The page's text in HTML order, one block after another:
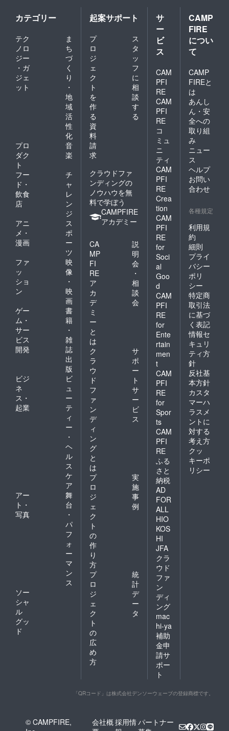
間の持
つ本来
の柔軟
性を取
り戻す
ための
エクサ
です。
長時間
のデス
クワー
クをさ
れる
方、運
動不足
の方、
体の不
調があ
る方、
産前産
後の
方、ご
高齢の
広い方
スメで
す。 ピ
ラティ
スが初
めての
方でも
安心し
て受け
て頂け
ます。
※トレー
ナーは
ピラ
ティス
指導の
資格者
です。
ティス
が初め
ての方
でも安
心して
受けて
頂けま
す。
カテゴリー
テク
ノロ
ジー
・ガ
ジェ
ット
ま
ち
づ
く
り
・
地
域
活
性
化
プロ
ダク
ト
音
楽
フー
ド・
飲食
店
チ
ャ
レ
ン
ジ
アニ
メ・
漫画
ス
ポ
ー
ツ
ファ
ッ
ショ
ン
映
像
・
映
画
ゲー
ム・
サー
ビス
開発
書
籍
・
雑
誌
出
版
ビジ
ネ
ス・
起業
ビ
ュ
ー
テ
ィ
ー
・
ヘ
ル
ス
ケ
ア
アー
ト・
写真
舞
台
・
パ
フ
ォ
ー
マ
ン
ス
ソー
シャ
ル
グッ
ド
起案サポート
プ
ロ
ジ
ェ
ク
ト
を
作
る
ス
タ
ッ
フ
に
相
談
す
る
資
料
請
求
クラウドファ
ンディングの
ノウハウを無
料で学ぼう
CAMPFIRE
アカデミー
CA
MP
FI
RE
ア
カ
デ
ミ
ー
と
は
説
明
会
・
相
談
会
ク
ラ
ウ
ド
フ
ァ
ン
デ
ィ
ン
グ
と
は
サ
ポ
ー
ト
サ
ー
ビ
ス
プ
ロ
ジ
ェ
ク
ト
の
作
り
方
実
施
事
例
プ
ロ
ジ
ェ
ク
ト
の
広
め
方
統
計
デ
ー
タ
サ
ー
ビ
ス
CAM
PFI
RE
CAM
PFI
RE
コ
ミュ
ニ
ティ
CAM
PFI
RE
Crea
tion
CAM
PFI
RE
for
Soci
al
Goo
d
CAM
PFI
RE
for
Ente
rtain
men
t
CAM
PFI
RE
for
Spor
ts
CAM
PFI
RE
ふる
さと
納税
AD
FOR
ALL
HIO
KOS
HI
JFA
クラ
ウド
ファ
ン
ディ
ング
mac
hi-ya
補助
金申
請サ
ポー
ト
CAMP
FIRE
につい
て
CAMP
FIREと
は
あんし
ん・安
全への
取り組
み
ニュー
ス
ヘルプ
お問い
合わせ
各種規定
利用規
約
細則
プライ
バシー
ポリ
シー
特定商
取引法
に基づ
く表記
情報セ
キュリ
ティ方
針
反社基
本方針
カスタ
マーハ
ラスメ
ントに
対する
考え方
クッ
キーポ
リシー
「QRコード」は株式会社デンソーウェーブの登録商標です。
© CAMPFIRE,
会社概採用情パートナー